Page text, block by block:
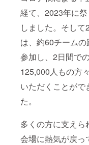
経て、2023年に
しました。そして
は、約60チーム
参加し、2日間で
125,000人もの方
いただくことがで
た。
多くの方に支えら
会場に熱気が戻っ